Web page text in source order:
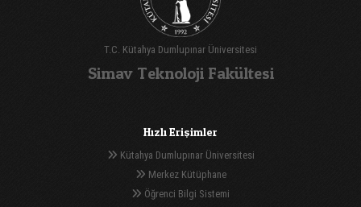
T.C. Kütahya Dumlupınar Üniversitesi
Simav Teknoloji Fakültesi
Hızlı Erişimler
Kütahya Dumlupınar Üniversitesi
Merkez Kütüphane
Öğrenci Bilgi Sistemi